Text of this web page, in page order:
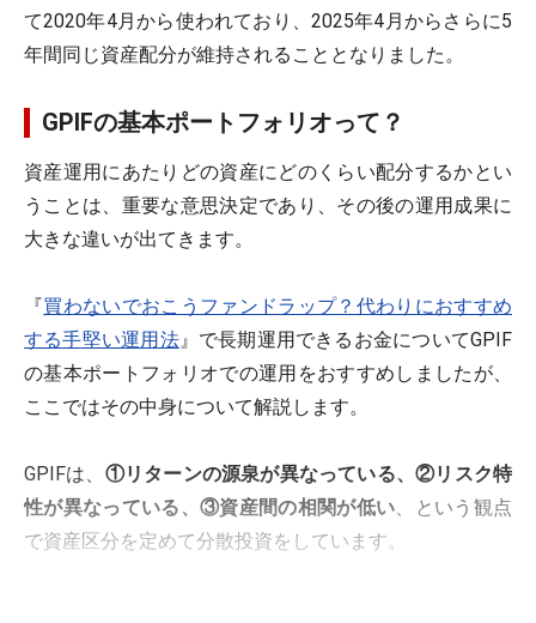
て2020年4月から使われており、2025年4月からさらに5
年間同じ資産配分が維持されることとなりました。
GPIFの基本ポートフォリオって？
資産運用にあたりどの資産にどのくらい配分するかとい
うことは、重要な意思決定であり、その後の運用成果に
大きな違いが出てきます。
『買わないでおこうファンドラップ？代わりにおすすめ
する手堅い運用法』で長期運用できるお金についてGPIF
の基本ポートフォリオでの運用をおすすめしましたが、
ここではその中身について解説します。
GPIFは、 ①リターンの源泉が異なっている、②リスク特
性が異なっている、③資産間の相関が低い、という観点
で資産区分を定めて分散投資をしています。